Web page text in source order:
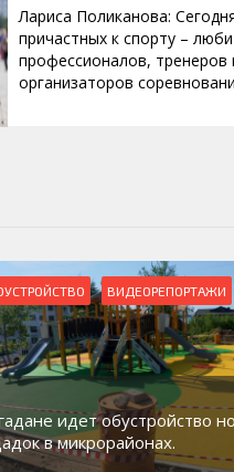
Лариса Поликанова:
причастных к спорту –
профессионалов, тренеров
организаторов
ВИДЕОРЕПОРТАЖИ ДЕНЬ
Акция «Дни
общий дом» прошла в